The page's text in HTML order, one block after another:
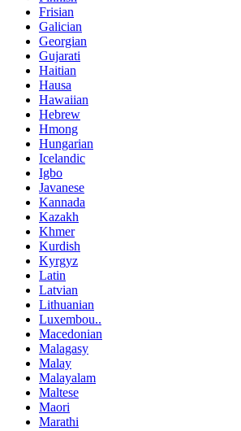
Frisian
Galician
Georgian
Gujarati
Haitian
Hausa
Hawaiian
Hebrew
Hmong
Hungarian
Icelandic
Igbo
Javanese
Kannada
Kazakh
Khmer
Kurdish
Kyrgyz
Latin
Latvian
Lithuanian
Luxembou..
Macedonian
Malagasy
Malay
Malayalam
Maltese
Maori
Marathi